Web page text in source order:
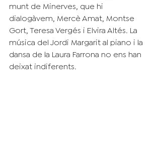
munt de Minerves, que hi
dialogàvem, Mercè Amat, Montse
Gort, Teresa Vergés i Elvira Altés. La
música del Jordi Margarit al piano i la
dansa de la Laura Farrona no ens han
deixat indiferents.